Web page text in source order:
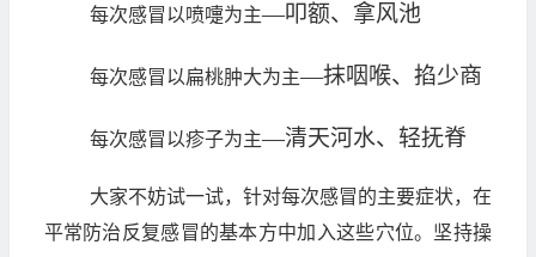
每次感冒以喷嚏为主—叩额、拿风池
每次感冒以扁桃肿大为主—抹咽喉、掐少商
每次感冒以疹子为主—清天河水、轻抚脊
大家不妨试一试，针对每次感冒的主要症状，在
平常防治反复感冒的基本方中加入这些穴位。坚持操